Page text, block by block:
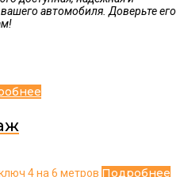
автомобиля. Доверьте его
Подробнее